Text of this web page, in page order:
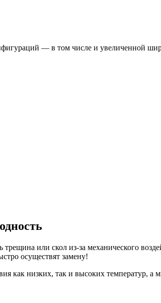
— в том числе и увеличенной
или скол из-за механического
осуществят замену!
как низких, так и высоких температур, а